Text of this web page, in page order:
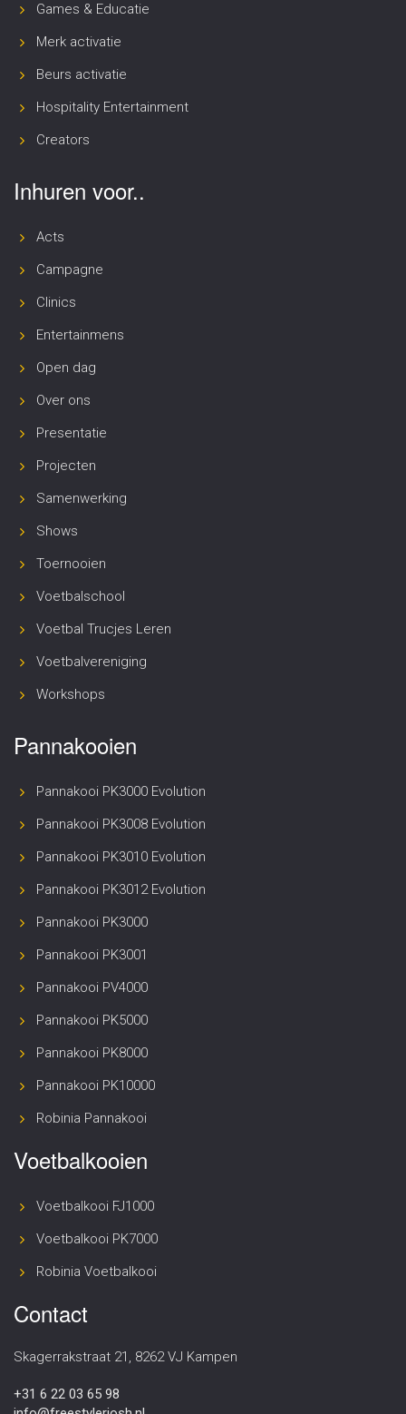
Games & Educatie
Merk activatie
Beurs activatie
Hospitality Entertainment
Creators
Inhuren voor..
Acts
Campagne
Clinics
Entertainmens
Open dag
Over ons
Presentatie
Projecten
Samenwerking
Shows
Toernooien
Voetbalschool
Voetbal Trucjes Leren
Voetbalvereniging
Workshops
Pannakooien
Pannakooi PK3000 Evolution
Pannakooi PK3008 Evolution
Pannakooi PK3010 Evolution
Pannakooi PK3012 Evolution
Pannakooi PK3000
Pannakooi PK3001
Pannakooi PV4000
Pannakooi PK5000
Pannakooi PK8000
Pannakooi PK10000
Robinia Pannakooi
Voetbalkooien
Voetbalkooi FJ1000
Voetbalkooi PK7000
Robinia Voetbalkooi
Contact
Skagerrakstraat 21, 8262 VJ Kampen
+31 6 22 03 65 98